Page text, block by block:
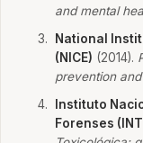
and mental
National
(NICE) (2014).
prevention
Instituto
Forenses